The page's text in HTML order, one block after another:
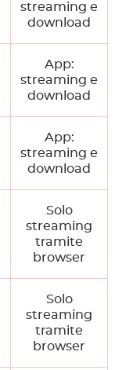
streaming e
download
App:
streaming e
download
App:
streaming e
download
Solo
streaming
tramite
browser
Solo
streaming
tramite
browser